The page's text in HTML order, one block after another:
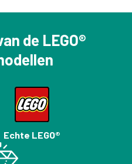
de LEGO®
Echte LEGO®